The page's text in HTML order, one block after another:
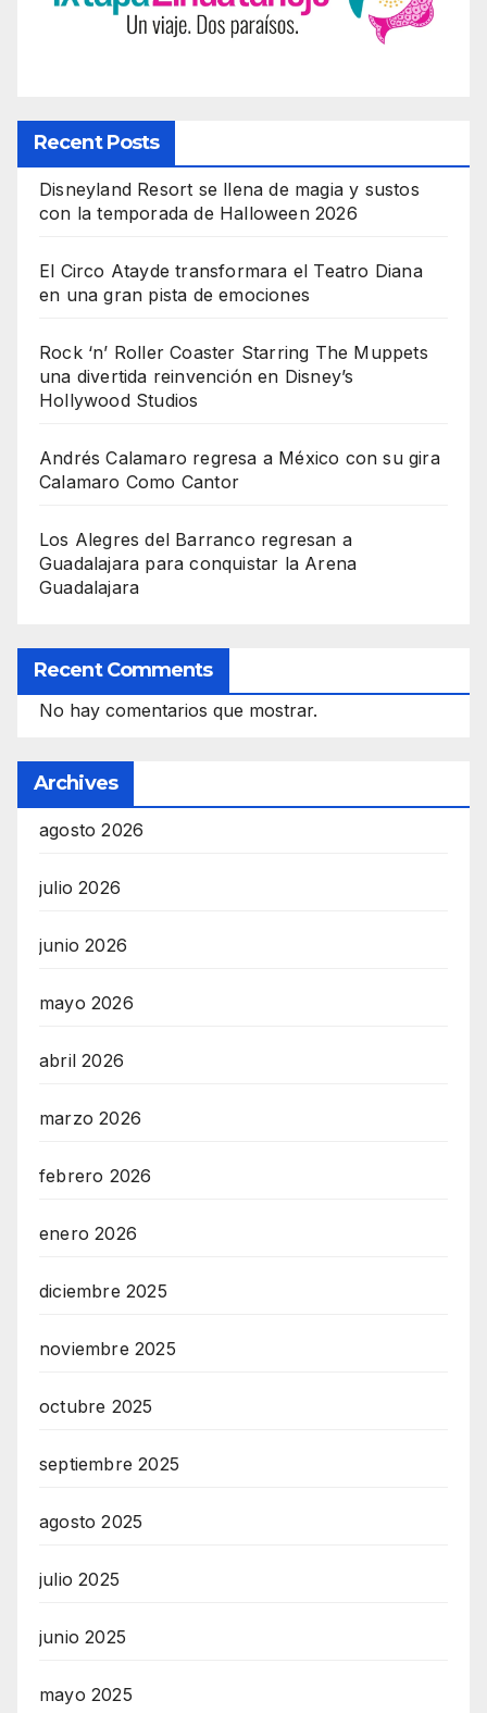
Recent Posts
Disneyland Resort se llena de magia y sustos
con la temporada de Halloween 2026
El Circo Atayde transformara el Teatro Diana
en una gran pista de emociones
Rock ‘n’ Roller Coaster Starring The Muppets
una divertida reinvención en Disney’s
Hollywood Studios
Andrés Calamaro regresa a México con su gira
Calamaro Como Cantor
Los Alegres del Barranco regresan a
Guadalajara para conquistar la Arena
Guadalajara
Recent Comments
No hay comentarios que mostrar.
Archives
agosto 2026
julio 2026
junio 2026
mayo 2026
abril 2026
marzo 2026
febrero 2026
enero 2026
diciembre 2025
noviembre 2025
octubre 2025
septiembre 2025
agosto 2025
julio 2025
junio 2025
mayo 2025